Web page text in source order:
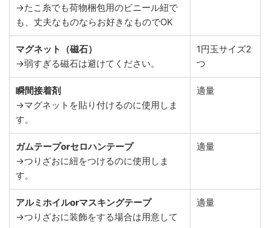
→たこ糸でも荷物梱包用のビニール紐で
も、丈夫なものならお好きなものでOK
マグネット（磁石）
→弱すぎる磁石は避けてください。
1円玉サイズ2
つ
瞬間接着剤
→マグネットを貼り付けるのに使用しま
す。
適量
ガムテープorセロハンテープ
→つりざおに紐をつけるのに使用しま
す。
適量
アルミホイルorマスキングテープ
→つりざおに装飾をする場合は用意して
適量